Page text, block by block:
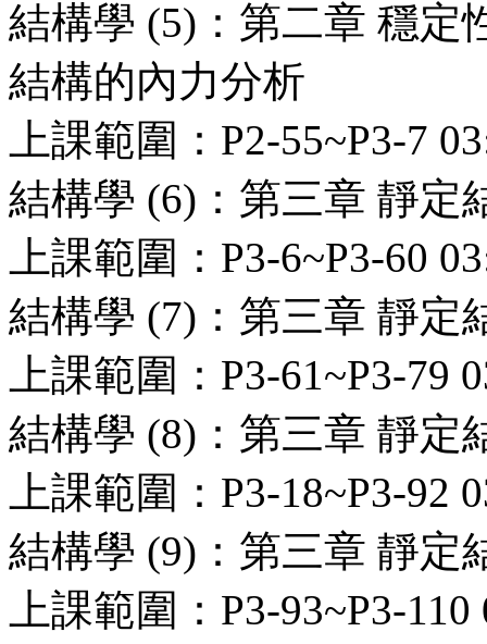
結構學 (5)：第二章 穩定
結構的內力分析
上課範圍：P2-55~P3-7
結構學 (6)：第三章 靜定
上課範圍：P3-6~P3-60
結構學 (7)：第三章 靜定
上課範圍：P3-61~P3-79
結構學 (8)：第三章 靜定
上課範圍：P3-18~P3-92
結構學 (9)：第三章 靜定
上課範圍：P3-93~P3-110